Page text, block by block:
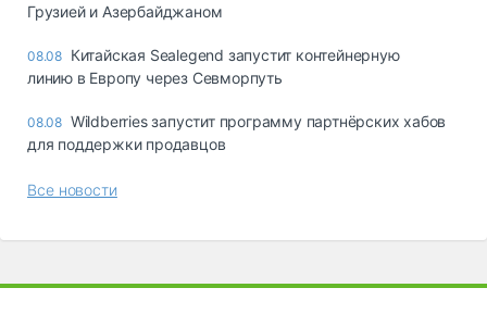
Грузией и Азербайджаном
08.08 Китайская Sealegend запустит контейнерную
линию в Европу через Севморпуть
08.08 Wildberries запустит программу партнёрских хабов
для поддержки продавцов
Все новости